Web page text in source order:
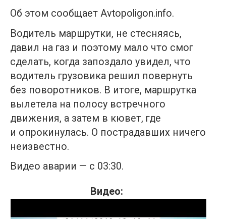
Об этом сообщает Avtopoligon.info.
Водитель маршрутки, не стесняясь,
давил на газ и поэтому мало что смог
сделать, когда запоздало увидел, что
водитель грузовика решил повернуть
без поворотников. В итоге, маршрутка
вылетела на полосу встречного
движения, а затем в кювет, где
и опрокинулась. О пострадавших ничего
неизвестно.
Видео аварии — с 03:30.
Видео: